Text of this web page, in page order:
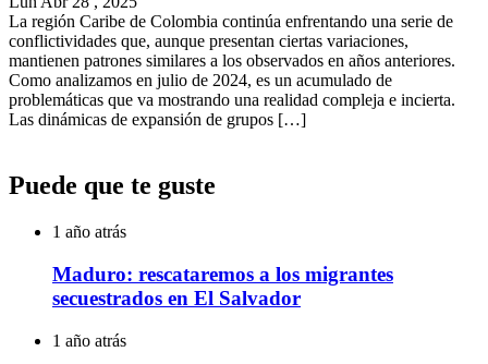
La región Caribe de Colombia continúa enfrentando una serie de
conflictividades que, aunque presentan ciertas variaciones,
mantienen patrones similares a los observados en años anteriores.
Como analizamos en julio de 2024, es un acumulado de
problemáticas que va mostrando una realidad compleja e incierta.
Las dinámicas de expansión de grupos […]
Puede que te guste
1 año atrás
Maduro: rescataremos a los migrantes
secuestrados en El Salvador
1 año atrás